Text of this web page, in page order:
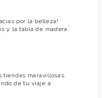
por la belleza!
y la tabla de madera.
tiendas maravillosas.
de tu viaje a